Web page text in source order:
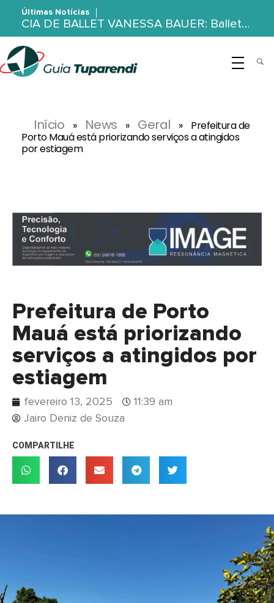
Últimas Notícias
CIA DE BALLET VANESSA BAUER: Ballet…
Início » News » Geral »
Prefeitura de
Porto Mauá está priorizando serviços a atingidos
por estiagem
Prefeitura de Porto
Mauá está priorizando
serviços a atingidos por
estiagem
fevereiro 13, 2025
11:39 am
Jairo Deniz de Souza
COMPARTILHE